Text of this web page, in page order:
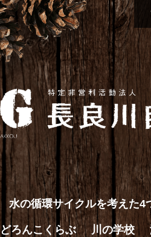
水の循環サイクルを考えた4
どろんこくらぶ 川の学校